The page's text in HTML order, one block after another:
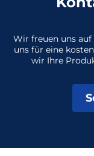
Wir freuen uns
uns für eine
wir Ihre